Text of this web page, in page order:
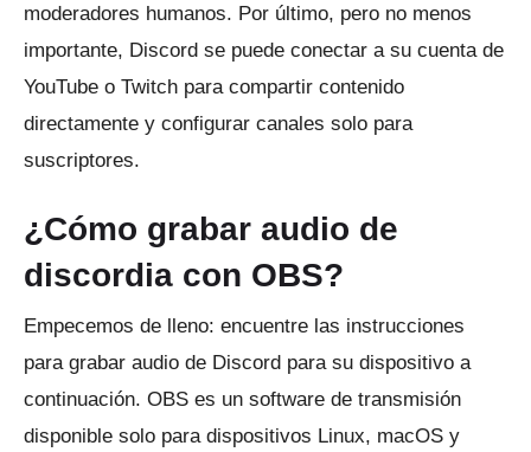
moderadores humanos. Por último, pero no menos
importante, Discord se puede conectar a su cuenta de
YouTube o Twitch para compartir contenido
directamente y configurar canales solo para
suscriptores.
¿Cómo grabar audio de
discordia con OBS?
Empecemos de lleno: encuentre las instrucciones
para grabar audio de Discord para su dispositivo a
continuación. OBS es un software de transmisión
disponible solo para dispositivos Linux, macOS y